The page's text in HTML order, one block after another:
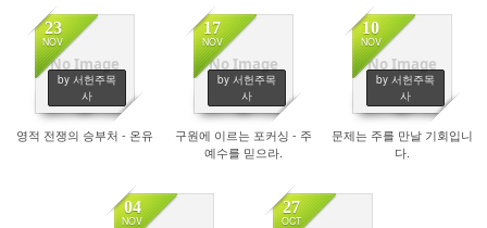
No Image
23
NOV
by 서헌주목
사
1937
영적 전쟁의 승부처 - 온유
No Image
17
NOV
by 서헌주목
사
1773
구원에 이르는 포커싱 - 주
예수를 믿으라.
No Image
10
NOV
by 서헌주목
사
1922
문제는 주를 만날 기회입니
다.
04
NOV
27
OCT